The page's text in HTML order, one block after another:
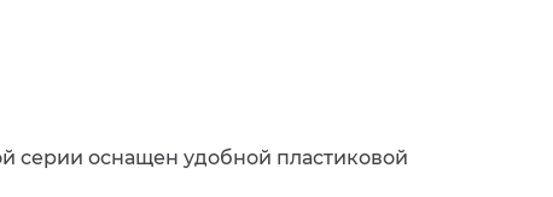
серии оснащен удобной пластиковой